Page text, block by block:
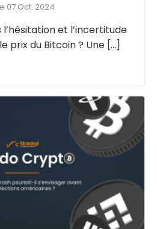
07 Oct. 2024
et l’incertitude
prix du Bitcoin ? Une [...]